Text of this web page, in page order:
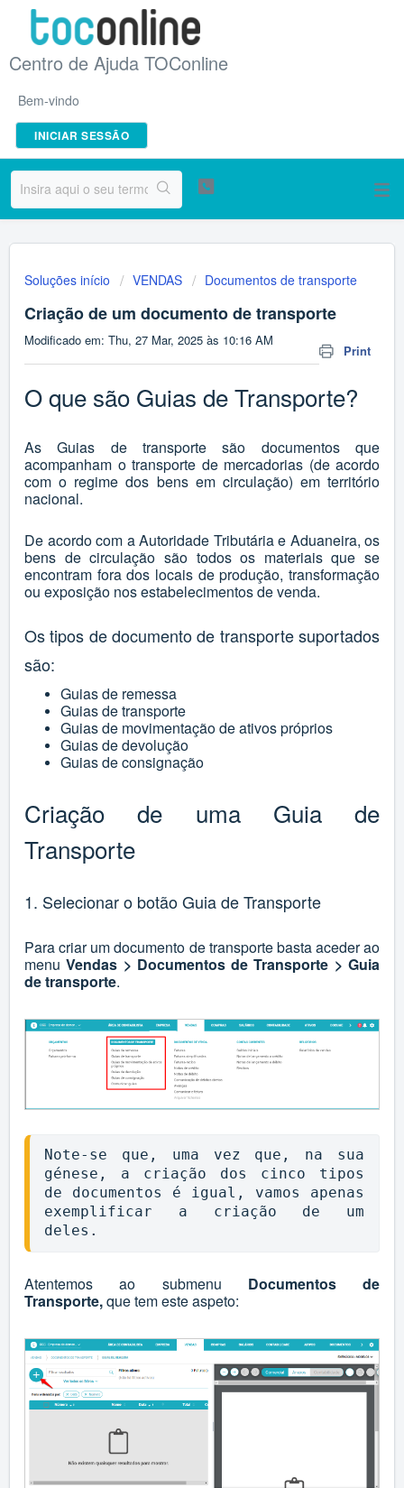
Centro de Ajuda TOConline
Bem-vindo
INICIAR SESSÃO
Soluções início VENDAS Documentos de transporte
Criação de um documento de transporte
Print
Modificado em: Thu, 27 Mar, 2025 às 10:16 AM
O que são Guias de Transporte?
As Guias de transporte são documentos que
acompanham o transporte de mercadorias (de acordo
com o regime dos bens em circulação) em território
nacional.
De acordo com a Autoridade Tributária e Aduaneira, os
bens de circulação são todos os materiais que se
encontram fora dos locais de produção, transformação
ou exposição nos estabelecimentos de venda.
Os tipos de documento de transporte suportados
são:
Guias de remessa
Guias de transporte
Guias de movimentação de ativos próprios
Guias de devolução
Guias de consignação
Criação de uma Guia de
Transporte
1. Selecionar o botão Guia de Transporte
Para criar um documento de transporte basta aceder ao
menuVendas > Documentos de Transporte > Guia
de transporte.
Note-se que, uma vez que, na sua
génese, a criação dos cinco tipos
de documentos é igual, vamos apenas
exemplificar a criação de um
deles.
Atentemos ao submenu Documentos de
Transporte,que tem este aspeto: